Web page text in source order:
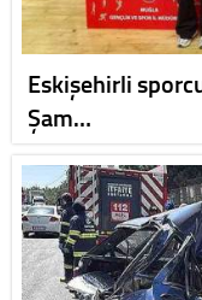
Eskişehirli
Şam…